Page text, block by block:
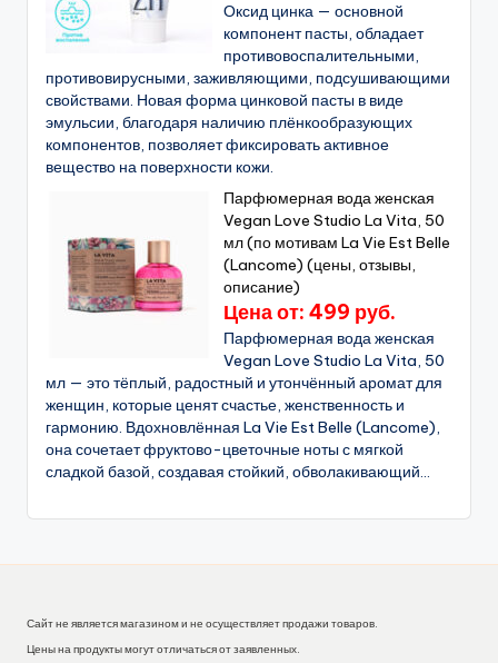
Оксид цинка — основной
компонент пасты, обладает
противовоспалительными,
противовирусными, заживляющими, подсушивающими
свойствами. Новая форма цинковой пасты в виде
эмульсии, благодаря наличию плёнкообразующих
компонентов, позволяет фиксировать активное
вещество на поверхности кожи.
Парфюмерная вода женская
Vegan Love Studio La Vita, 50
мл (по мотивам La Vie Est Belle
(Lancome) (цены, отзывы,
описание)
Цена от: 499 руб.
Парфюмерная вода женская
Vegan Love Studio La Vita, 50
мл — это тёплый, радостный и утончённый аромат для
женщин, которые ценят счастье, женственность и
гармонию. Вдохновлённая La Vie Est Belle (Lancome),
она сочетает фруктово-цветочные ноты с мягкой
сладкой базой, создавая стойкий, обволакивающий...
Сайт не является магазином и не осуществляет продажи товаров.
Цены на продукты могут отличаться от заявленных.